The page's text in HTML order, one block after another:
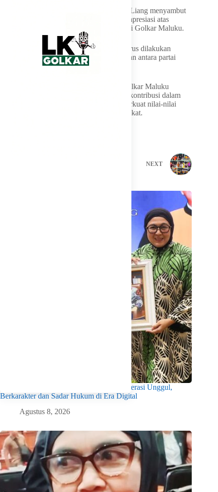
Masyarakat di Negeri Morella dan Negeri Liang menyambut
baik bantuan tersebut dan menyampaikan apresiasi atas
perhatian yang diberikan oleh DPD I Partai Golkar Maluku.
Mereka berharap, kegiatan serupa dapat terus dilakukan
sebagai bentuk kepedulian dan kebersamaan antara partai
politik dan masyarakat.
Melalui momentum Iduladha ini, Partai Golkar Maluku
menegaskan komitmennya untuk terus berkontribusi dalam
membangun solidaritas sosial serta memperkuat nilai-nilai
kebersamaan di tengah kehidupan masyarakat.
NEXT
Wabup Intan Dorong Mahasiswa Jadi Generasi Unggul,
Berkarakter dan Sadar Hukum di Era Digital
Agustus 8, 2026